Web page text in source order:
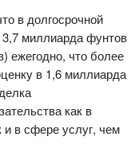
в долгосрочной
3,7 миллиарда фунтов
ежегодно, что более
в 1,6 миллиарда
как в
и в сфере услуг, чем